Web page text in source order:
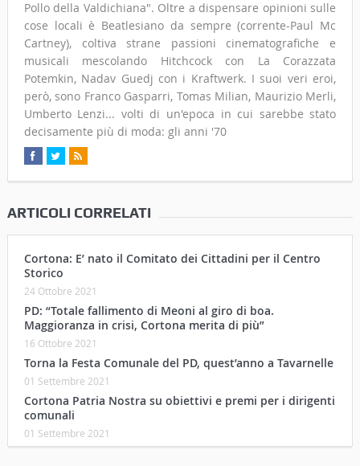
Pollo della Valdichiana". Oltre a dispensare opinioni sulle
cose locali è Beatlesiano da sempre (corrente-Paul Mc
Cartney), coltiva strane passioni cinematografiche e
musicali mescolando Hitchcock con La Corazzata
Potemkin, Nadav Guedj con i Kraftwerk. I suoi veri eroi,
però, sono Franco Gasparri, Tomas Milian, Maurizio Merli,
Umberto Lenzi... volti di un'epoca in cui sarebbe stato
decisamente più di moda: gli anni '70
ARTICOLI CORRELATI
Cortona: E’ nato il Comitato dei Cittadini per il Centro
Storico
24 Ottobre 2021
PD: “Totale fallimento di Meoni al giro di boa.
Maggioranza in crisi, Cortona merita di più”
16 Ottobre 2021
Torna la Festa Comunale del PD, quest’anno a Tavarnelle
01 Settembre 2021
Cortona Patria Nostra su obiettivi e premi per i dirigenti
comunali
01 Settembre 2021